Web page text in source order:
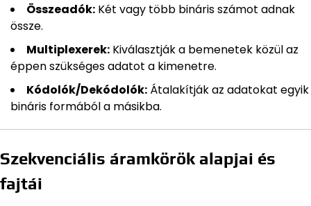
Összeadók: Két vagy több bináris számot adnak
össze.
Multiplexerek: Kiválasztják a bemenetek közül az
éppen szükséges adatot a kimenetre.
Kódolók/Dekódolók: Átalakítják az adatokat egyik
bináris formából a másikba.
Szekvenciális áramkörök alapjai és
fajtái